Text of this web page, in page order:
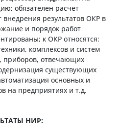
обязателен расчет
внедрения результатов ОКР в
и порядок работ
к ОКР относятся:
комплексов и систем
приборов, отвечающих
существующих
основных и
на предприятиях и т.д.
НИР: